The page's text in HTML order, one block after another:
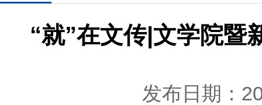
“就”在文传|文学院暨
发布日期：